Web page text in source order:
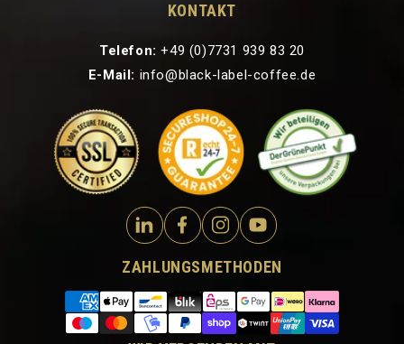
KONTAKT
Telefon: +49 (0)7731 939 83 20
E-Mail: info@black-label-coffee.de
ZAHLUNGSMETHODEN